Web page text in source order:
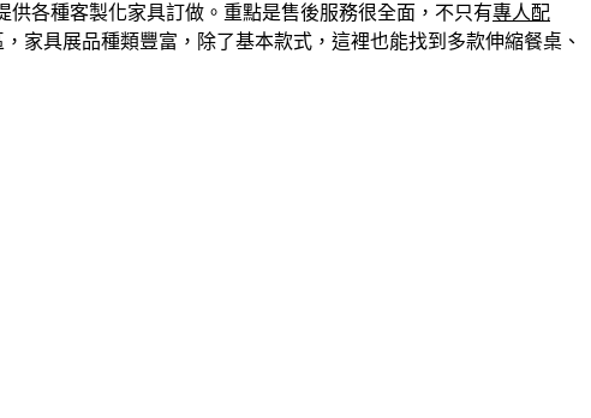
供各種客製化家具訂做。重點是售後服務很全面，不只有專人配
家具展品種類豐富，除了基本款式，這裡也能找到多款伸縮餐桌、